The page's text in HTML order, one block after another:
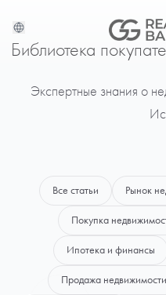
Библиотека
Экспертные знания о
Все статьи Рынок
Покупка
Ипотека и финансы
Продажа недвижимости